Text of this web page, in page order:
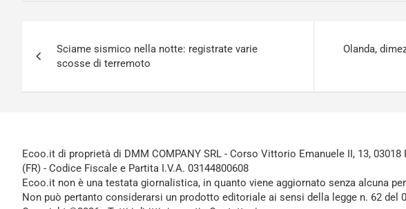
articoli
Sciame sismico nella notte: registrate varie
scosse di terremoto
Olanda,
Ecoo.it di proprietà di DMM COMPANY SRL - Corso Vittorio Emanuele II, 13, 03018
(FR) - Codice Fiscale e Partita I.V.A. 03144800608
Ecoo.it non è una testata giornalistica, in quanto viene aggiornato senza alcuna
Non può pertanto considerarsi un prodotto editoriale ai sensi della legge n. 62 del